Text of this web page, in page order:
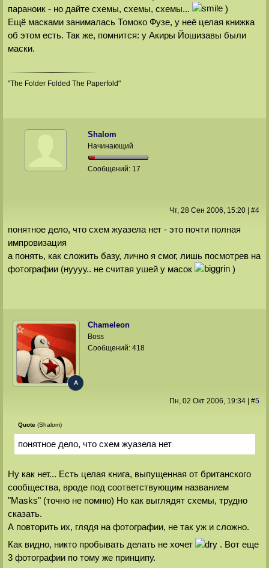
параноик - но дайте схемы, схемы, схемы...
)
Ещё масками занималась Томоко Фузе, у неё целая книжка
об этом есть. Так же, помнится: у Акиры Йошизавы были
маски.
"The Folder Folded The Paperfold"
Shalom
Начинающий
Сообщений: 17
Чт, 28 Сен 2006, 15:20| #4
понятное дело, что схем жуазела нет - это почти полная
импровизация
а понять, как сложить базу, лично я смог, лишь посмотрев на
фотографии (нуууу.. не считая ушей у масок
)
Chameleon
A
Boss
Сообщений:418
Пн, 02 Окт 2006, 19:34| #5
Quote(Shalom)
понятное дело, что схем жуазела нет
Ну как нет... Есть целая книга, выпущенная от британского
сообщества, вроде под соответствующим названием
"Masks" (точно не помню) Но как выглядят схемы, трудно
сказать.
А повторить их, глядя на фотографии, не так уж и сложно.
Как видно, никто пробывать делать не хочет
. Вот еще
3 фотографии по тому же принципу.